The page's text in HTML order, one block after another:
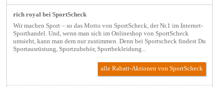
rich royal bei SportScheck
Wir machen Sport – so das Motto von SportScheck, der Nr.1 im Internet-
Sporthandel. Und, wenn man sich im Onlineshop von SportScheck
umsieht, kann man dem nur zustimmen. Denn bei Sportscheck findest Du
Sportausrüstung, Sportzubehör, Sportbekleidung...
alle Rabatt-Aktionenvon SportScheck